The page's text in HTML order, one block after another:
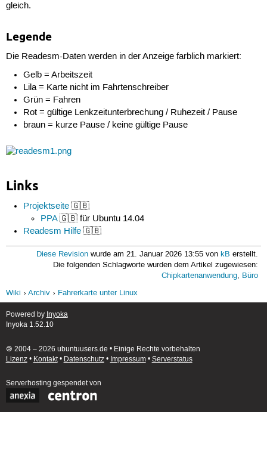
gleich.
Legende
Die Readesm-Daten werden in der Anzeige farblich markiert:
Gelb = Arbeitszeit
Lila = Karte nicht im Fahrtenschreiber
Grün = Fahren
Rot = gültige Lenkzeitunterbrechung / Ruhezeit / Pause
braun = kurze Pause / keine gültige Pause
Links
Projektseite 🇬🇧
PPA🇬🇧 für Ubuntu 14.04
Readesm Hilfe 🇬🇧
Diese Revision wurde am 21. Januar 2026 13:55 von kB erstellt.
Die folgenden Schlagworte wurden dem Artikel zugewiesen:
Chipkartenanwendung, Büro
Wiki
Archiv Fahrerkarte unter Linux
Powered by Inyoka
Inyoka 1.52.10
🄯 2004 – 2026 ubuntuusers.de • Einige Rechte vorbehalten
Lizenz• Kontakt• Datenschutz• Impressum• Serverstatus
Serverhosting gespendet von